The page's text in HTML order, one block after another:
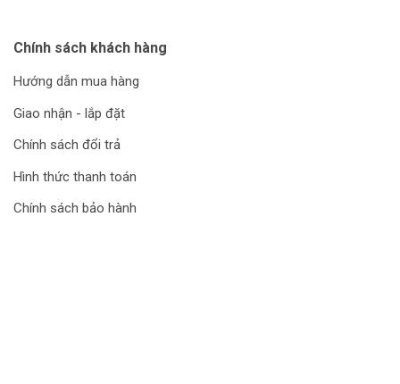
Chính sách khách hàng
Hướng dẫn mua hàng
Giao nhận - lắp đặt
Chính sách đổi trả
Hình thức thanh toán
Chính sách bảo hành